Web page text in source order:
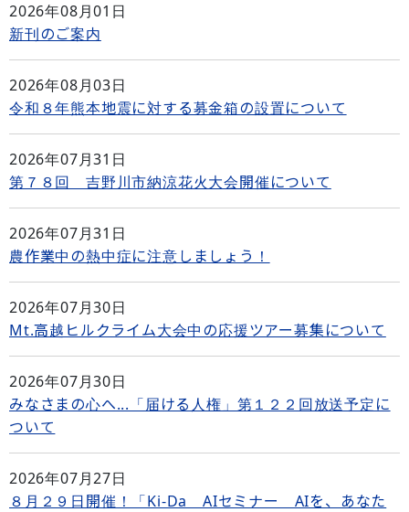
2026年08月01日
新刊のご案内
2026年08月03日
令和８年熊本地震に対する募金箱の設置について
2026年07月31日
第７８回 吉野川市納涼花火大会開催について
2026年07月31日
農作業中の熱中症に注意しましょう！
2026年07月30日
Mt.高越ヒルクライム大会中の応援ツアー募集について
2026年07月30日
みなさまの心へ...「届ける人権」第１２２回放送予定に
ついて
2026年07月27日
８月２９日開催！「Ki-Da AIセミナー AIを、あなた